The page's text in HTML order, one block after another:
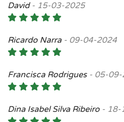
David- 15-03-2025
Ricardo Narra- 09-04-2024
Francisca Rodrigues- 05-09-
Dina Isabel Silva Ribeiro - 18-